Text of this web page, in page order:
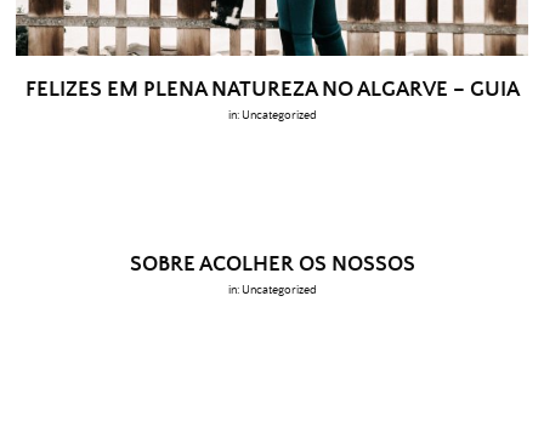
FELIZES EM PLENA NATUREZA NO ALGARVE – GUIA
in: Uncategorized
SOBRE ACOLHER OS NOSSOS
in: Uncategorized